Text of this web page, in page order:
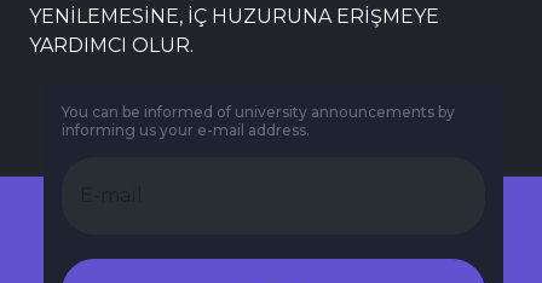
YENİLEMESİNE, İÇ HUZURUNA ERİŞMEYE
YARDIMCI OLUR.
You can be informed of university announcements by
informing us your e-mail address.